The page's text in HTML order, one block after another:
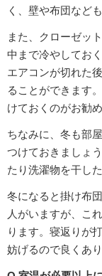
く、壁や布団など
また、クローゼッ
中まで冷やしてお
エアコンが切れた
ることができます
けておくのがお勧め
ちなみに、冬も部
つけておきましょ
たり洗濯物を干し
冬になると掛け布
人がいますが、こ
ります。寝返りが
妨げるので良くあり